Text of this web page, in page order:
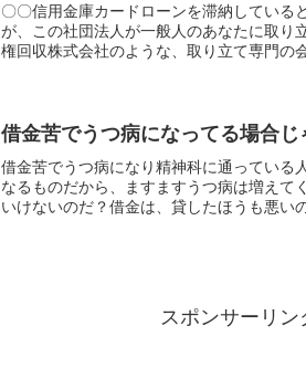
〇〇信用金庫カードローンを滞納している
が、この社団法人が一般人のあなたに取り
権回収株式会社のような、取り立て専門の
借金苦でうつ病になってる場合じ
借金苦でうつ病になり精神科に通っている
なるものだから、ますますうつ病は増えて
いけないのだ？借金は、貸したほうも悪い
スポンサーリン